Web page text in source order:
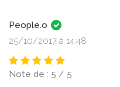
People.o
25/10/2017 à 14:48
Note de : 5 / 5